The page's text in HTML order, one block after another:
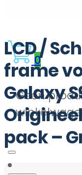
0
Geen
LCD /
frame
Galaxy
pack –